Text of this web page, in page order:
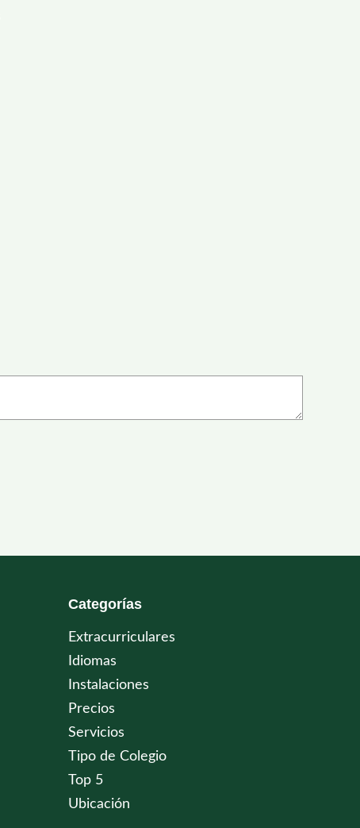
Categorías
Extracurriculares
Idiomas
Instalaciones
Precios
Servicios
Tipo de Colegio
Top 5
Ubicación